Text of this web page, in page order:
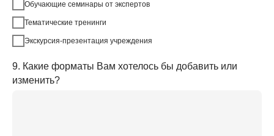
Обучающие семинары от экспертов
Тематические тренинги
Экскурсия-презентация учреждения
9. Какие форматы Вам хотелось бы добавить или
изменить?